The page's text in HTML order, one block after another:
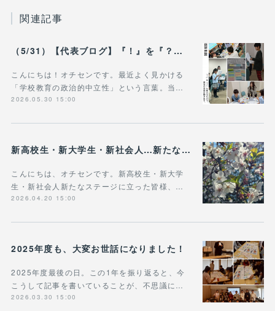
関連記事
（5/31）【代表ブログ】『！』を『？』に変えるだけで、 政治の対話は動き出す。 - 政治的中立は「状態」じゃなく「ふるまい」だ。
こんにちは！オチセンです。最近よく見かける
「学校教育の政治的中立性」という言葉。当…
2026.05.30 15:00
新高校生・新大学生・新社会人…新たなステージに立った皆様へ
こんにちは、オチセンです。新高校生・新大学
生・新社会人新たなステージに立った皆様、…
2026.04.20 15:00
2025年度も、大変お世話になりました！
2025年度最後の日。この1年を振り返ると、今
こうして記事を書いていることが、不思議に…
2026.03.30 15:00